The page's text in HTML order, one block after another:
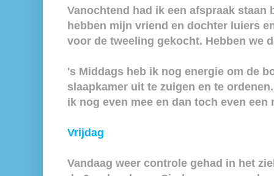
Vanochtend had ik een afspraak staan
hebben mijn vriend en dochter luiers
voor de tweeling gekocht. Hebben we
's Middags heb ik nog energie om de
slaapkamer uit te zuigen en te
ik nog even mee en dan toch even
Vrijdag
Vandaag weer controle gehad in het